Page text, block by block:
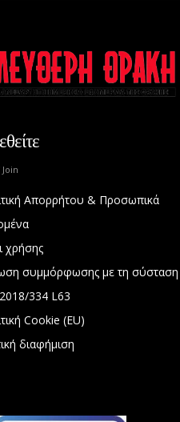
Απορρήτου & Προσωπικά
χρήσης
συμμόρφωσης με τη σύσταση
334 L63
Cookie (EU)
διαφήμιση